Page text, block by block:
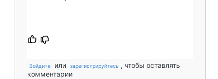
Войдите или зарегистрируйтесь , чтобы оставлять
комментарии